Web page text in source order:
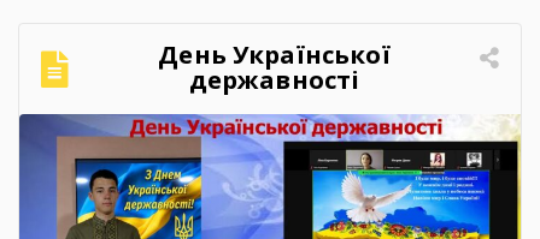
День Української
державності